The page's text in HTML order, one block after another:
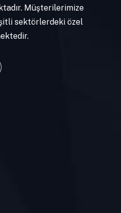
Müşterilerimize
sektörlerdeki özel